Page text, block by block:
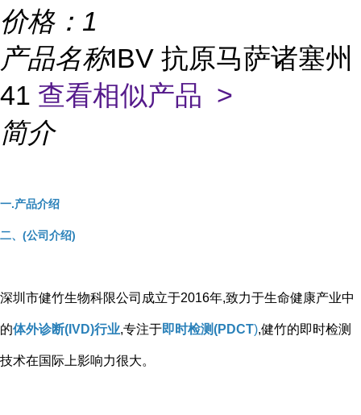
价格： 1
产品名称IBV 抗原马萨诸塞州
41 查看相似产品 >
简介
一.产品介绍
二、(公司介绍)
深圳市健竹生物科限公司成立于2016年,致力于生命健康产业中
的体外诊断(IVD)行业,专注于即时检测(PDCT),健竹的即时检测
技术在国际上影响力很大。